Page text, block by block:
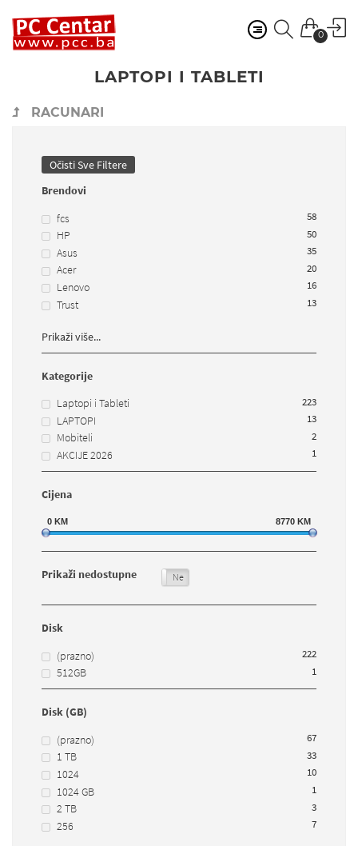
0
LAPTOPI I TABLETI
RACUNARI
Očisti Sve Filtere
Brendovi
fcs
58
HP 50
Asus 35
Acer 20
Lenovo 16
Trust 13
Prikaži više...
Kategorije
Laptopi i Tableti
223
LAPTOPI 13
Mobiteli 2
AKCIJE 2026 1
Cijena
0 KM 8770 KM
Prikaži nedostupne Ne
Disk
(prazno)
222
512GB 1
Disk (GB)
(prazno)
67
1 TB 33
1024 10
1024 GB 1
2 TB 3
256 7